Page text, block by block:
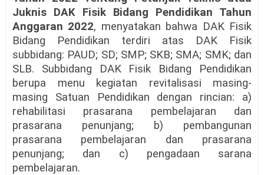
Juknis DAK Fisik Bidang Pendidikan Tahun
Anggaran 2022, menyatakan bahwa DAK Fisik
Bidang Pendidikan terdiri atas DAK Fisik
subbidang: PAUD; SD; SMP; SKB; SMA; SMK; dan
SLB. Subbidang DAK Fisik Bidang Pendidikan
berupa menu kegiatan revitalisasi masing-
masing Satuan Pendidikan dengan rincian: a)
rehabilitasi prasarana pembelajaran dan
prasarana penunjang; b) pembangunan
prasarana pembelajaran dan prasarana
penunjang; dan c) pengadaan sarana
pembelajaran.